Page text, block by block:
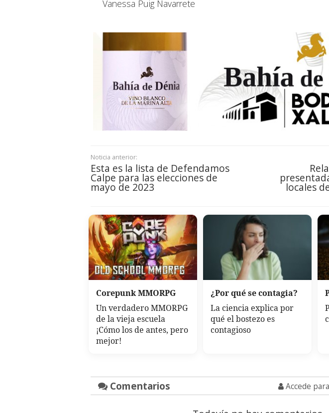
Vanessa Puig Navarrete
Noticia anterior:
Esta es la lista de Defendamos
Calpe para las elecciones de
mayo de 2023 locales
Corepunk MMORPG
Un verdadero MMORPG
de la vieja escuela
¡Cómo los de antes, pero
mejor!
¿Por qué se contagia?
La ciencia explica por
qué el bostezo es
contagioso
Comentarios Accede